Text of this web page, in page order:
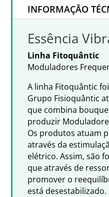
INFORMAÇÃO
Essência
Linha Fitoquântic
Moduladores
A linha Fitoquântic
Grupo Fisioquântic
que combina
produzir
Os produtos atuam
através da
elétrico. Assim, são
que através de
promover o
está desestabilizado.